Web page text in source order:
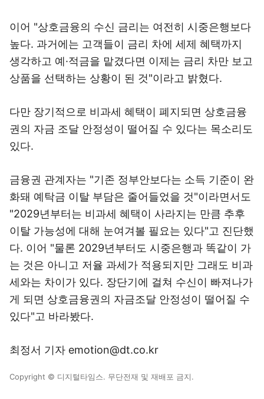
이어 "상호금융의 수신 금리는 여전히 시중은행보다
높다. 과거에는 고객들이 금리 차에 세제 혜택까지
생각하고 예·적금을 맡겼다면 이제는 금리 차만 보고
상품을 선택하는 상황이 된 것"이라고 밝혔다.
다만 장기적으로 비과세 혜택이 폐지되면 상호금융
권의 자금 조달 안정성이 떨어질 수 있다는 목소리도
있다.
금융권 관계자는 "기존 정부안보다는 소득 기준이 완
화돼 예탁금 이탈 부담은 줄어들었을 것"이라면서도
"2029년부터는 비과세 혜택이 사라지는 만큼 추후
이탈 가능성에 대해 눈여겨볼 필요는 있다"고 진단했
다. 이어 "물론 2029년부터도 시중은행과 똑같이 가
는 것은 아니고 저율 과세가 적용되지만 그래도 비과
세와는 차이가 있다. 장단기에 걸쳐 수신이 빠져나가
게 되면 상호금융권의 자금조달 안정성이 떨어질 수
있다"고 바라봤다.
최정서 기자 emotion@dt.co.kr
Copyright © 디지털타임스. 무단전재 및 재배포 금지.